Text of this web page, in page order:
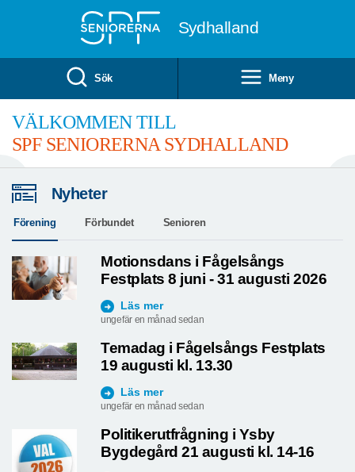
Sydhalland
Sök Meny
VÄLKOMMEN TILL
SPF SENIORERNA SYDHALLAND
Nyheter
Förening Förbundet Senioren
Motionsdans i Fågelsångs
Festplats 8 juni - 31 augusti 2026
Läs mer
ungefär en månad sedan
Temadag i Fågelsångs Festplats
19 augusti kl. 13.30
Läs mer
ungefär en månad sedan
Politikerutfrågning i Ysby
Bygdegård 21 augusti kl. 14-16